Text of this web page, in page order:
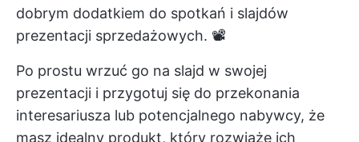
dobrym dodatkiem do spotkań i slajdów
prezentacji sprzedażowych. 📽️
Po prostu wrzuć go na slajd w swojej
prezentacji i przygotuj się do przekonania
interesariusza lub potencjalnego nabywcy, że
masz idealny produkt, który rozwiąże ich